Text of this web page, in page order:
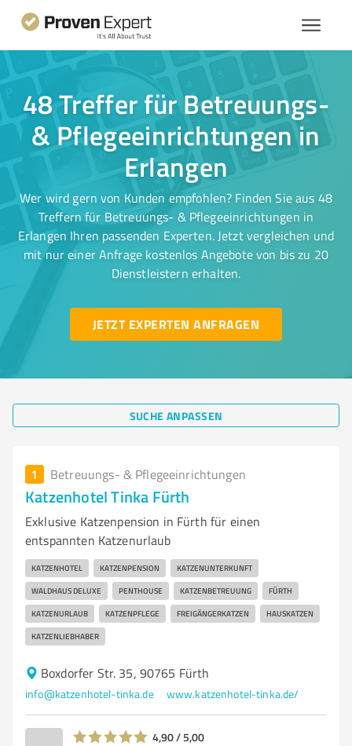
48 Treffer für Betreuungs-
& Pflegeeinrichtungen in
Erlangen
Wer wird gern von Kunden empfohlen? Finden Sie aus 48
Treffern für Betreuungs- & Pflegeeinrichtungen in
Erlangen Ihren passenden Experten. Jetzt vergleichen und
mit nur einer Anfrage kostenlos Angebote von bis zu 20
Dienstleistern erhalten.
JETZT EXPERTEN ANFRAGEN
SUCHE ANPASSEN
1 Betreuungs- & Pflegeeinrichtungen
Katzenhotel Tinka Fürth
Exklusive Katzenpension in Fürth für einen
entspannten Katzenurlaub
KATZENHOTEL KATZENPENSION KATZENUNTERKUNFT
WALDHAUS DELUXE PENTHOUSE KATZENBETREUUNG FÜRTH
KATZENURLAUB KATZENPFLEGE FREIGÄNGERKATZEN HAUSKATZEN
KATZENLIEBHABER
Boxdorfer Str. 35, 90765 Fürth
info@katzenhotel-tinka.de www.katzenhotel-tinka.de/
4,90 / 5,00